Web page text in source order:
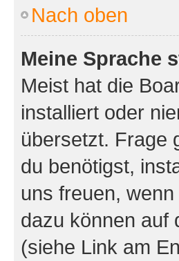
Nach oben
Meine Sprache
Meist hat die
installiert oder
übersetzt. Frage
du benötigst,
uns freuen,
dazu können auf
(siehe Link am